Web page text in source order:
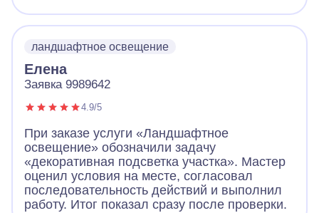
ландшафтное освещение
Елена
Заявка 9989642
4.9/5
При заказе услуги «Ландшафтное
освещение» обозначили задачу
«декоративная подсветка участка». Мастер
оценил условия на месте, согласовал
последовательность действий и выполнил
работу. Итог показал сразу после проверки.